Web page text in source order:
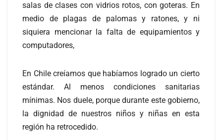
salas de clases con vidrios rotos, con goteras. En
medio de plagas de palomas y ratones, y ni
siquiera mencionar la falta de equipamientos y
computadores,
En Chile creíamos que habíamos logrado un cierto
estándar. Al menos condiciones sanitarias
mínimas. Nos duele, porque durante este gobierno,
la dignidad de nuestros niños y niñas en esta
región ha retrocedido.